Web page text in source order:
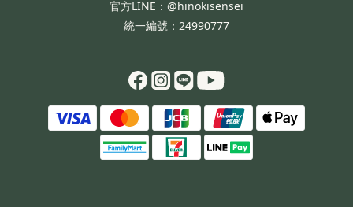
官方LINE：@hinokisensei
統一編號：24990777